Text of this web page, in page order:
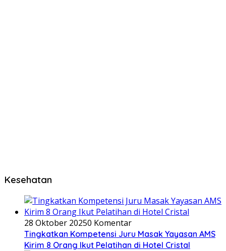
Kesehatan
28 Oktober 20250 Komentar
Tingkatkan Kompetensi Juru Masak Yayasan AMS
Kirim 8 Orang Ikut Pelatihan di Hotel Cristal